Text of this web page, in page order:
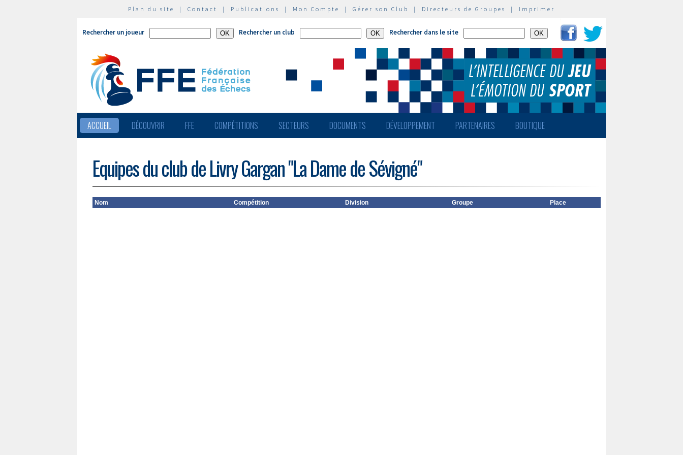
Plan du site | Contact | Publications | Mon Compte | Gérer son Club | Directeurs de Groupes | Imprimer
Rechercher un joueur Rechercher un club Rechercher dans le site
ACCUEIL DÉCOUVRIR FFE COMPÉTITIONS SECTEURS DOCUMENTS DÉVELOPPEMENT PARTENAIRES BOUTIQUE
Equipes du club de Livry Gargan "La Dame de Sévigné"
Nom Compétition Division Groupe Place